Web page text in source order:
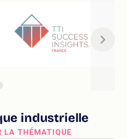
industrielle
LA THÉMATIQUE